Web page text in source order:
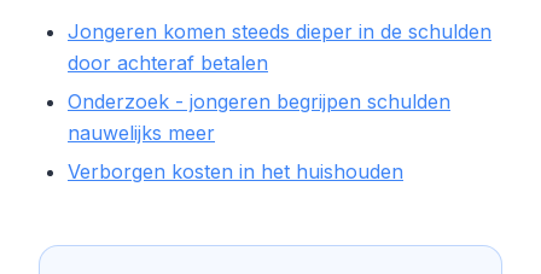
Jongeren komen steeds dieper in de schulden
door achteraf betalen
Onderzoek - jongeren begrijpen schulden
nauwelijks meer
Verborgen kosten in het huishouden